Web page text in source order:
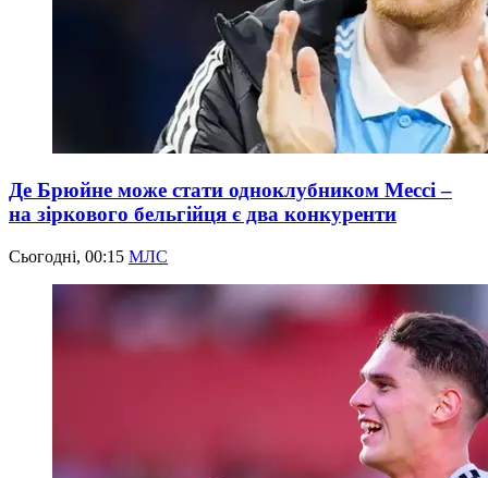
Де Брюйне може стати одноклубником Мессі –
на зіркового бельгійця є два конкуренти
Сьогодні, 00:15 МЛС